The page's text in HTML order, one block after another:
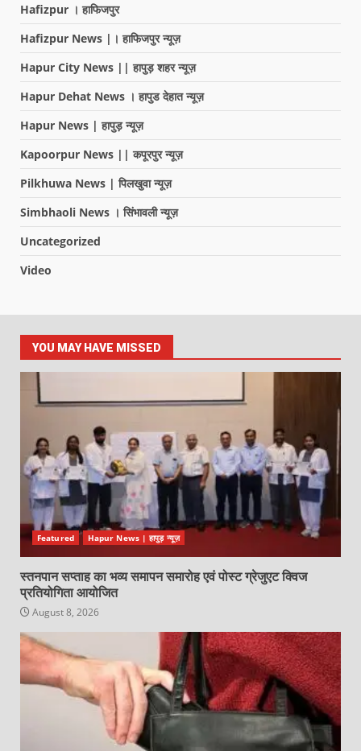
Hafizpur । हाफिजपुर
Hafizpur News |। हाफिजपुर न्यूज़
Hapur City News || हापुड़ शहर न्यूज़
Hapur Dehat News । हापुड देहात न्यूज़
Hapur News | हापुड़ न्यूज़
Kapoorpur News || कपूरपुर न्यूज़
Pilkhuwa News | पिलखुवा न्यूज़
Simbhaoli News । सिंभावली न्यूज़
Uncategorized
Video
YOU MAY HAVE MISSED
Featured Hapur News | हापुड़ न्यूज़
स्तनपान सप्ताह का भव्य समापन समारोह एवं पोस्ट ग्रेजुएट क्विज
प्रतियोगिता आयोजित
August 8, 2026